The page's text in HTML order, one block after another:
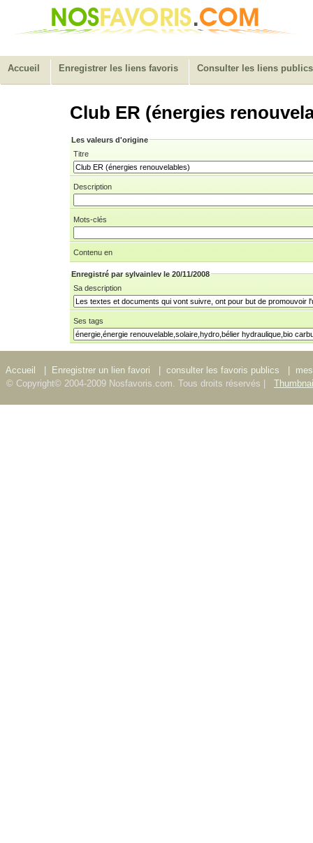
Accueil Enregistrer les liens favoris Consulter les liens publics
Club ER (énergies
Les valeurs d'origine
Titre
Description
Mots-clés
Contenu en
Enregistré par sylvainlev le 20/11/2008
Sa description
Ses tags
Accueil | Enregistrer un lien favori | consulter les favoris publics |
© Copyright© 2004-2009 Nosfavoris.com. Tous droits réservés |